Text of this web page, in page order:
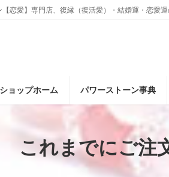
【恋愛】専門店、復縁（復活愛）・結婚運・恋愛
ョップホーム パワーストーン事典
これまでにご注